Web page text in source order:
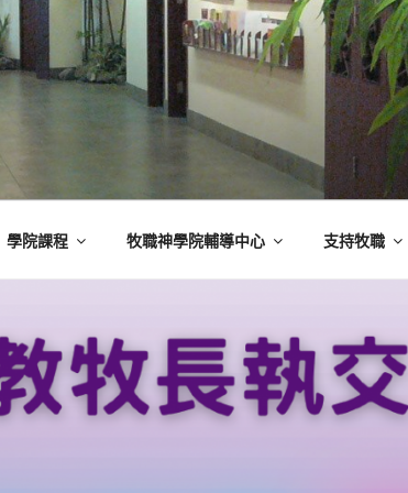
學院課程 牧職神學院輔導中心 支持牧職